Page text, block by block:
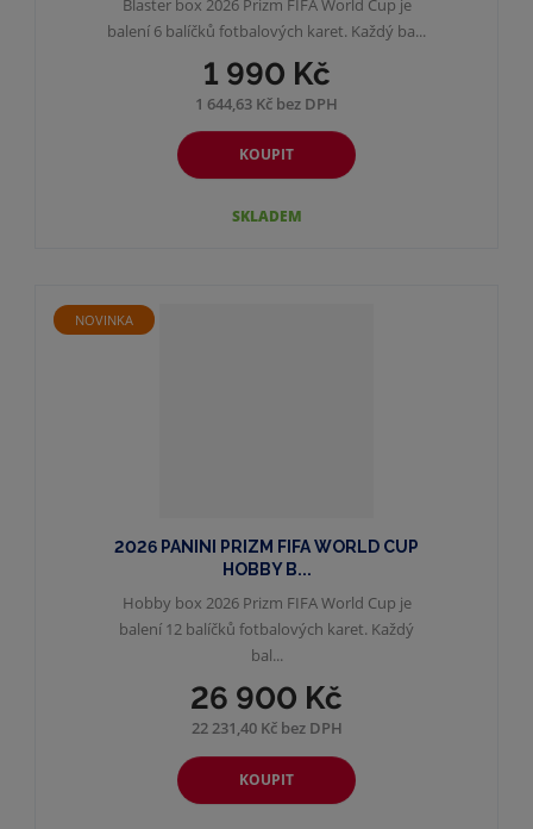
1 990 Kč
1 644,63 Kč bez DPH
KOUPIT
SKLADEM
Blaster box 2026 Prizm FIFA World Cup je
balení 6 balíčků fotbalových karet. Každý ba...
NOVINKA
2026 PANINI PRIZM FIFA WORLD CUP
HOBBY B...
26 900 Kč
22 231,40 Kč bez DPH
KOUPIT
Hobby box 2026 Prizm FIFA World Cup je
balení 12 balíčků fotbalových karet. Každý
bal...